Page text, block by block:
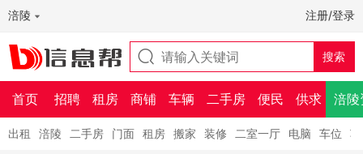
涪陵 注册/登录
首页 招聘 租房 商铺 车辆 二手房 便民 供求 涪陵
出租 涪陵 二手房 门面 租房 搬家 装修 二室一厅 电脑 车位